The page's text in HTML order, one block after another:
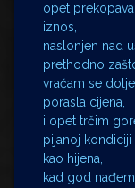
opet
iznos,
naslonjen nad
prethodno
vraćam se
porasla cijena,
i opet trčim
pijanoj
kao hijena,
kad god